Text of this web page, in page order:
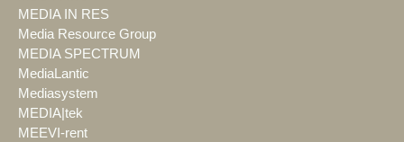
MEDIA IN RES
Media Resource Group
MEDIA SPECTRUM
MediaLantic
Mediasystem
MEDIA|tek
MEEVI-rent